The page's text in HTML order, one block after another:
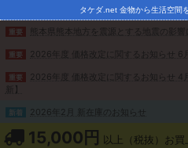
重要 熊本県熊本地方を震源とする地震の影
重要 2026年度 価格改定に関するお知らせ 6
重要
2026年度 価格改定に関するお知らせ 4
新】
新着 2026年2月 新在庫のお知らせ
タケダ.net 金物から生活空間
15,000円 以上（税抜）お買